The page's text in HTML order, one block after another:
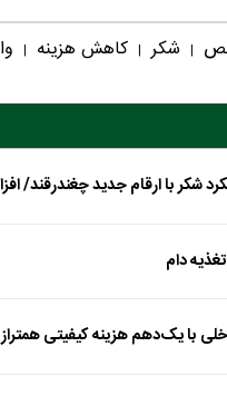
| شکر | کاهش هزینه |
دام
با یک‌دهم هزینه‌ کیفیتی همتراز